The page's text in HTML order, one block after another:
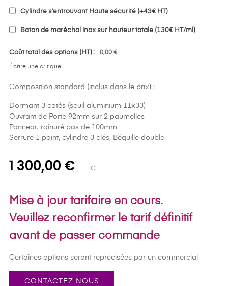
Cylindre s’entrouvant Haute sécurité (+43€ HT)
Baton de maréchal inox sur hauteur totale (130€ HT/ml)
Coût total des options (HT) : 0,00 €
Écrire une critique
Composition standard (inclus dans le prix) :
Dormant 3 cotés (seuil aluminium 11x33)
Ouvrant de Porte 92mm sur 2 paumelles
Panneau rainuré pas de 100mm
Serrure 1 point, cylindre 3 clés, Béquille double
1 300,00 € TTC
Mise à jour tarifaire en cours.
Veuillez reconfirmer le tarif définitif
avant de passer commande
Certaines options seront reprécisées par un commercial
CONTACTEZ NOUS